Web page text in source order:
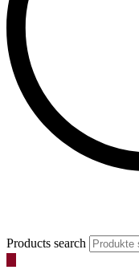
Products search